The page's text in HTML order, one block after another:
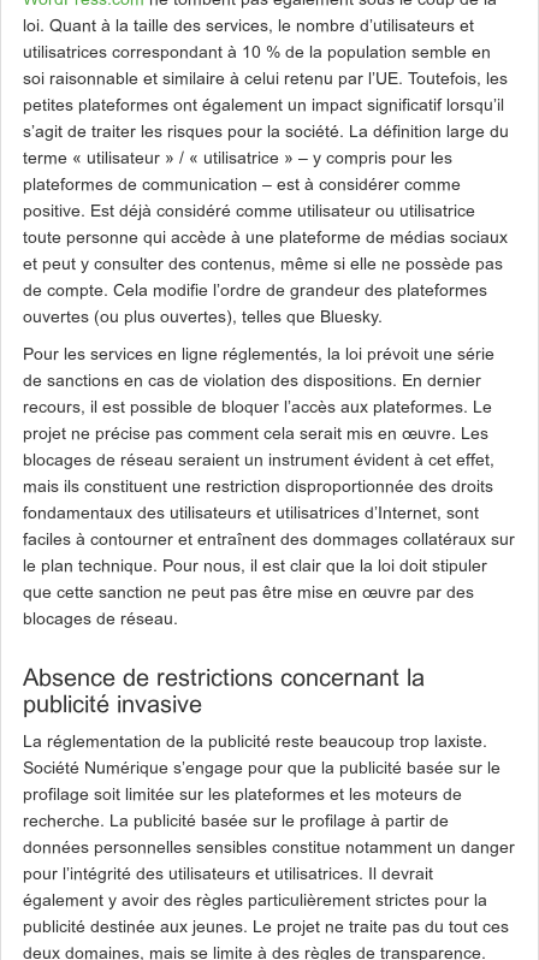
loi. Quant à la taille des services, le nombre d’utilisateurs et
utilisatrices correspondant à 10 % de la population semble en
soi raisonnable et similaire à celui retenu par l’UE. Toutefois, les
petites plateformes ont également un impact significatif lorsqu’il
s’agit de traiter les risques pour la société. La définition large du
terme « utilisateur » / « utilisatrice » – y compris pour les
plateformes de communication – est à considérer comme
positive. Est déjà considéré comme utilisateur ou utilisatrice
toute personne qui accède à une plateforme de médias sociaux
et peut y consulter des contenus, même si elle ne possède pas
de compte. Cela modifie l’ordre de grandeur des plateformes
ouvertes (ou plus ouvertes), telles que Bluesky.
Pour les services en ligne réglementés, la loi prévoit une série
de sanctions en cas de violation des dispositions. En dernier
recours, il est possible de bloquer l’accès aux plateformes. Le
projet ne précise pas comment cela serait mis en œuvre. Les
blocages de réseau seraient un instrument évident à cet effet,
mais ils constituent une restriction disproportionnée des droits
fondamentaux des utilisateurs et utilisatrices d’Internet, sont
faciles à contourner et entraînent des dommages collatéraux sur
le plan technique. Pour nous, il est clair que la loi doit stipuler
que cette sanction ne peut pas être mise en œuvre par des
blocages de réseau.
Absence de restrictions concernant la
publicité invasive
La réglementation de la publicité reste beaucoup trop laxiste.
Société Numérique s’engage pour que la publicité basée sur le
profilage soit limitée sur les plateformes et les moteurs de
recherche. La publicité basée sur le profilage à partir de
données personnelles sensibles constitue notamment un danger
pour l’intégrité des utilisateurs et utilisatrices. Il devrait
également y avoir des règles particulièrement strictes pour la
publicité destinée aux jeunes. Le projet ne traite pas du tout ces
deux domaines, mais se limite à des règles de transparence.